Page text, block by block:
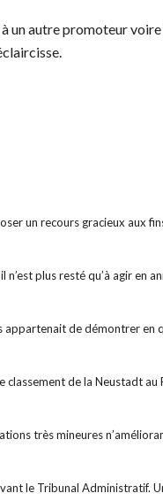
un autre promoteur
un recours gracieux aux
plus resté qu’à agir en
appartenait de démontrer
de la Neustadt au
très mineures
le Tribunal Administratif.